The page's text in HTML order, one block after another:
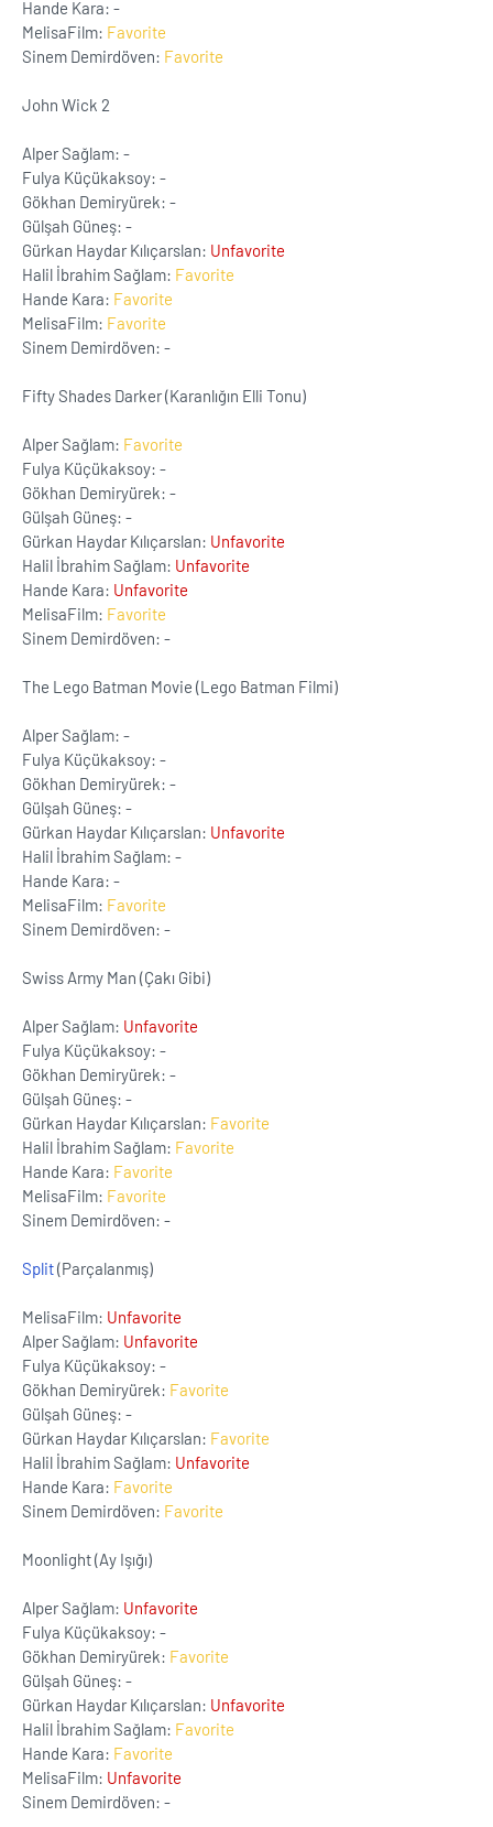
Hande Kara: -
MelisaFilm: Favorite
Sinem Demirdöven: Favorite
John Wick 2
Alper Sağlam: -
Fulya Küçükaksoy: -
Gökhan Demiryürek: -
Gülşah Güneş: -
Gürkan Haydar Kılıçarslan: Unfavorite
Halil İbrahim Sağlam: Favorite
Hande Kara: Favorite
MelisaFilm: Favorite
Sinem Demirdöven: -
Fifty Shades Darker (Karanlığın Elli Tonu)
Alper Sağlam: Favorite
Fulya Küçükaksoy: -
Gökhan Demiryürek: -
Gülşah Güneş: -
Gürkan Haydar Kılıçarslan: Unfavorite
Halil İbrahim Sağlam: Unfavorite
Hande Kara: Unfavorite
MelisaFilm: Favorite
Sinem Demirdöven: -
The Lego Batman Movie (Lego Batman Filmi)
Alper Sağlam: -
Fulya Küçükaksoy: -
Gökhan Demiryürek: -
Gülşah Güneş: -
Gürkan Haydar Kılıçarslan: Unfavorite
Halil İbrahim Sağlam: -
Hande Kara: -
MelisaFilm: Favorite
Sinem Demirdöven: -
Swiss Army Man (Çakı Gibi)
Alper Sağlam: Unfavorite
Fulya Küçükaksoy: -
Gökhan Demiryürek: -
Gülşah Güneş: -
Gürkan Haydar Kılıçarslan: Favorite
Halil İbrahim Sağlam: Favorite
Hande Kara: Favorite
MelisaFilm: Favorite
Sinem Demirdöven: -
Split(Parçalanmış)
MelisaFilm: Unfavorite
Alper Sağlam: Unfavorite
Fulya Küçükaksoy: -
Gökhan Demiryürek: Favorite
Gülşah Güneş: -
Gürkan Haydar Kılıçarslan: Favorite
Halil İbrahim Sağlam: Unfavorite
Hande Kara: Favorite
Sinem Demirdöven: Favorite
Moonlight (Ay Işığı)
Alper Sağlam: Unfavorite
Fulya Küçükaksoy: -
Gökhan Demiryürek: Favorite
Gülşah Güneş: -
Gürkan Haydar Kılıçarslan: Unfavorite
Halil İbrahim Sağlam: Favorite
Hande Kara: Favorite
MelisaFilm: Unfavorite
Sinem Demirdöven: -